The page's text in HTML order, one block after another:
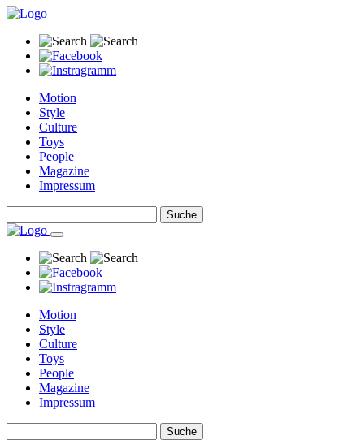
Motion
Style
Culture
Toys
People
Magazine
Impressum
Motion
Style
Culture
Toys
People
Magazine
Impressum